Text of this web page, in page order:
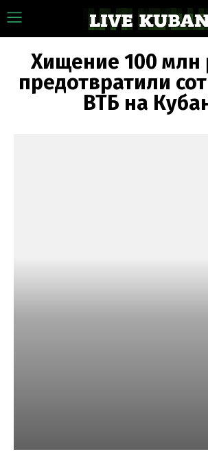
Хищение 100 млн
предотвратили
ВТБ на